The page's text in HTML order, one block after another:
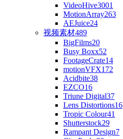
VideoHive3001
MotionArray263
AEJuice24
视频素材489
BigFilms20
Busy Boxx52
FootageCrate14
motionVFX172
Acidbite38
EZCO16
Triune Digital37
Lens Distortions16
Tropic Colour41
Shutterstock29
Rampant Design7